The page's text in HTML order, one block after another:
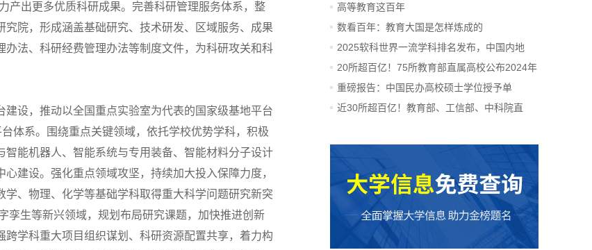
产出更多优质科研成果。完善科研管理服务体系，整
院，形成涵盖基础研究、技术研发、区域服务、成果
法、科研经费管理办法等制度文件，为科研攻关和科
设，推动以全国重点实验室为代表的国家级基地平台
体系。围绕重点关键领域，依托学校优势学科，积极
能机器人、智能系统与专用装备、智能材料分子设计
建设。强化重点领域攻坚，持续加大投入保障力度，
、物理、化学等基础学科取得重大科学问题研究新突
孪生等新兴领域，规划布局研究课题，加快推进创新
学科重大项目组织谋划、科研资源配置共享，着力构
高等教育这百年
数看百年：教育大国是怎样炼成的
2025软科世界一流学科排名发布，中国内地
14...
20所超百亿！75所教育部直属高校公布2024年
决算
重磅报告：中国民办高校硕士学位授予单
位、...
近30所超百亿！教育部、工信部、中科院直